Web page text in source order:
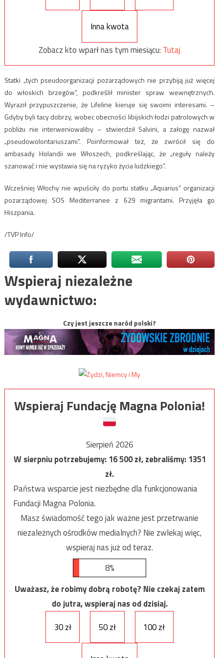
Inna kwota
Zobacz kto wparł nas tym miesiącu: Tutaj
Statki „tych pseudoorganizacji pozarządowych nie przybiją już więcej
do włoskich brzegów”, podkreślił minister spraw wewnętrznych.
Wyraził przypuszczenie, że Lifeline kieruje się swoimi interesami. –
Gdyby byli tacy dobrzy, wobec obecności libijskich łodzi patrolowych w
pobliżu nie interweniowaliby – stwierdził Salvini, a załogę nazwał
„pseudowolontariuszami”. Poinformował też, że zwrócił się do
ambasady Holandii we Włoszech, podkreślając, że „reguły należy
szanować i nie wystawia się na ryzyko życia ludzkiego”.
Wcześniej Włochy nie wpuściły do portu statku „Aquarius” organizacji
pozarządowej SOS Mediterranee z 629 migrantami. Przyjęła go
Hiszpania.
/TVP Info/
Wspieraj niezależne
wydawnictwo:
Czy jest jeszcze naród polski?
Wspieraj Fundację Magna Polonia!
Sierpień 2026
W sierpniu potrzebujemy:16 500zł, zebraliśmy:1351
zł.
Państwa wsparcie jest niezbędne dla funkcjonowania
Fundacji Magna Polonia.
Masz świadomość tego jak ważne jest przetrwanie
niezależnych ośrodków medialnych? Nie zwlekaj więc,
wspieraj nas już od teraz.
8%
Uważasz, że robimy dobrą robotę? Nie czekaj zatem
do jutra, wspieraj nas od dzisiaj.
30 zł
50 zł 100 zł